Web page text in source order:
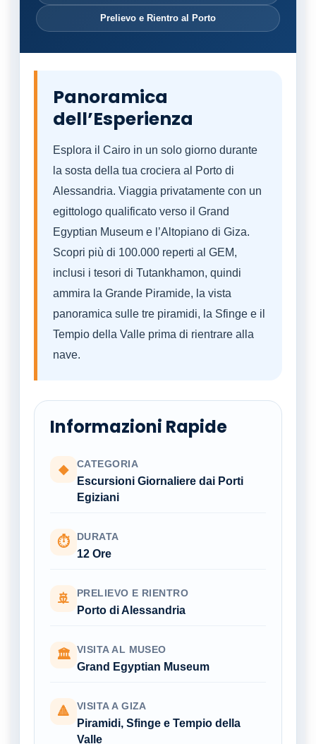
Prelievo e Rientro al Porto
Panoramica
dell’Esperienza
Esplora il Cairo in un solo giorno durante
la sosta della tua crociera al Porto di
Alessandria. Viaggia privatamente con un
egittologo qualificato verso il Grand
Egyptian Museum e l’Altopiano di Giza.
Scopri più di 100.000 reperti al GEM,
inclusi i tesori di Tutankhamon, quindi
ammira la Grande Piramide, la vista
panoramica sulle tre piramidi, la Sfinge e il
Tempio della Valle prima di rientrare alla
nave.
Informazioni Rapide
◆ CATEGORIA
Escursioni Giornaliere dai Porti
Egiziani
⏱ DURATA
12 Ore
🚢 PRELIEVO E RIENTRO
Porto di Alessandria
🏛 VISITA AL MUSEO
Grand Egyptian Museum
🔺 VISITA A GIZA
Piramidi, Sfinge e Tempio della
Valle